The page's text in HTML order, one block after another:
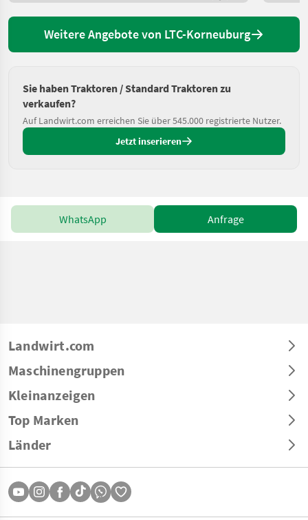
Weitere Angebote von LTC-Korneuburg
Sie haben Traktoren / Standard Traktoren zu
verkaufen?
Auf Landwirt.com erreichen Sie über 545.000 registrierte Nutzer.
Jetzt inserieren
WhatsApp Anfrage
Landwirt.com
Maschinengruppen
Kleinanzeigen
Top Marken
Länder